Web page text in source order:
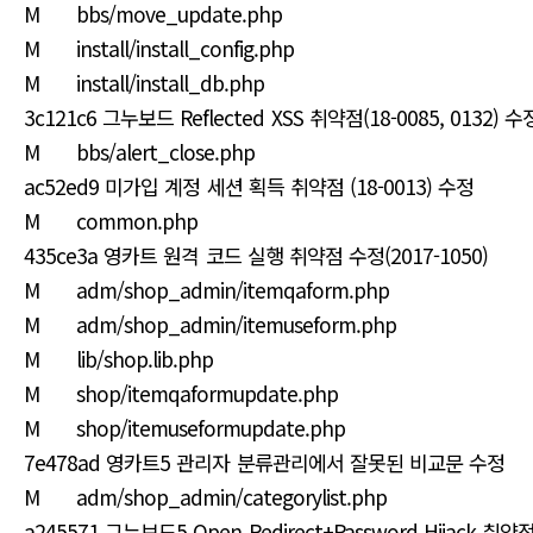
M bbs/move_update.php
M install/install_config.php
M install/install_db.php
3c121c6 그누보드 Reflected XSS 취약점(18-0085, 0132) 수
M bbs/alert_close.php
ac52ed9 미가입 계정 세션 획득 취약점 (18-0013) 수정
M common.php
435ce3a 영카트 원격 코드 실행 취약점 수정(2017-1050)
M adm/shop_admin/itemqaform.php
M adm/shop_admin/itemuseform.php
M lib/shop.lib.php
M shop/itemqaformupdate.php
M shop/itemuseformupdate.php
7e478ad 영카트5 관리자 분류관리에서 잘못된 비교문 수정
M adm/shop_admin/categorylist.php